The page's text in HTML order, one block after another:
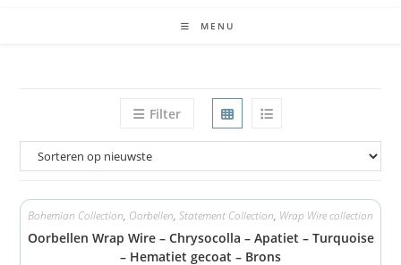
MENU
Filter
Bohemian Collection, Oorbellen, Statement Collection, Wrap Wire collection
Oorbellen Wrap Wire – Chrysocolla – Apatiet – Turquoise
– Hematiet gecoat – Brons